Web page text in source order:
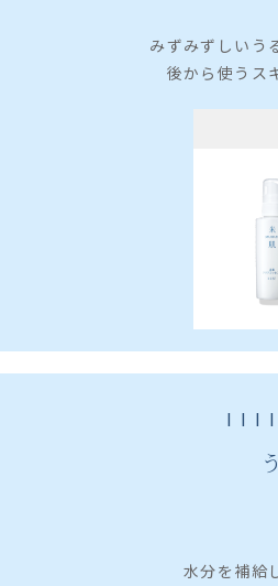
みずみずしいう
後から使うス
水分を補給